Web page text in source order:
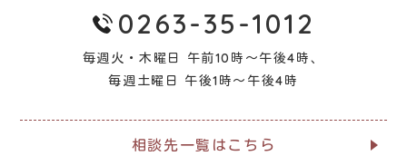
0263-35-1012
毎週火・木曜日 午前10時～午後4時、
毎週土曜日 午後1時～午後4時
相談先一覧はこちら